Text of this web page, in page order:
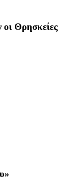
Θρησκείες